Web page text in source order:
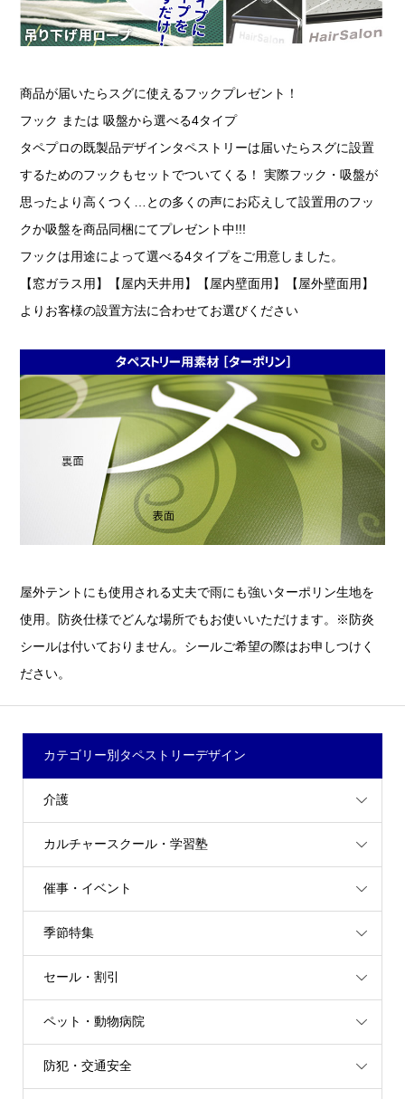
商品が届いたらスグに使えるフックプレゼント！
フック または 吸盤から選べる4タイプ
タペプロの既製品デザインタペストリーは届いたらスグに設置
するためのフックもセットでついてくる！ 実際フック・吸盤が
思ったより高くつく…との多くの声にお応えして設置用のフッ
クか吸盤を商品同梱にてプレゼント中!!!
フックは用途によって選べる4タイプをご用意しました。
【窓ガラス用】【屋内天井用】【屋内壁面用】【屋外壁面用】
よりお客様の設置方法に合わせてお選びください
屋外テントにも使用される丈夫で雨にも強いターポリン生地を
使用。防炎仕様でどんな場所でもお使いいただけます。※防炎
シールは付いておりません。シールご希望の際はお申しつけく
ださい。
カテゴリー別タペストリーデザイン
介護
カルチャースクール・学習塾
催事・イベント
季節特集
セール・割引
ペット・動物病院
防犯・交通安全